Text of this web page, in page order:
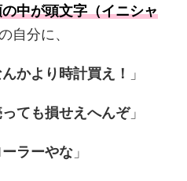
中が頭文字（イニシャ
自分に、
かより時計買え！ 」
ても損せえへんぞ」
ラーやな 」